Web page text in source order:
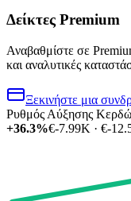
Δείκτες Premium
Αναβαθμίστε σε
και αναλυτικές
Ξεκινήστε μια
Ρυθμός Αύξησης
+36.3%€-7.99K · €-